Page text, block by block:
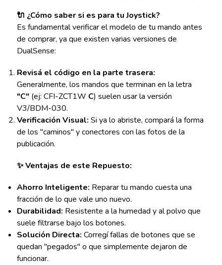
🔌 ¿Cómo saber si es para tu Joystick?
Es fundamental verificar el modelo de tu mando antes
de comprar, ya que existen varias versiones de
DualSense:
Revisá el código en la parte trasera:
Generalmente, los mandos que terminan en la letra
"C"(ej: CFI-ZCT1W C) suelen usar la versión
V3/BDM-030.
Verificación Visual: Si ya lo abriste, compará la forma
de los "caminos" y conectores con las fotos de la
publicación.
✨ Ventajas de este Repuesto:
Ahorro Inteligente: Reparar tu mando cuesta una
fracción de lo que vale uno nuevo.
Durabilidad: Resistente a la humedad y al polvo que
suele filtrarse bajo los botones.
Solución Directa: Corregí fallas de botones que se
quedan "pegados" o que simplemente dejaron de
funcionar.